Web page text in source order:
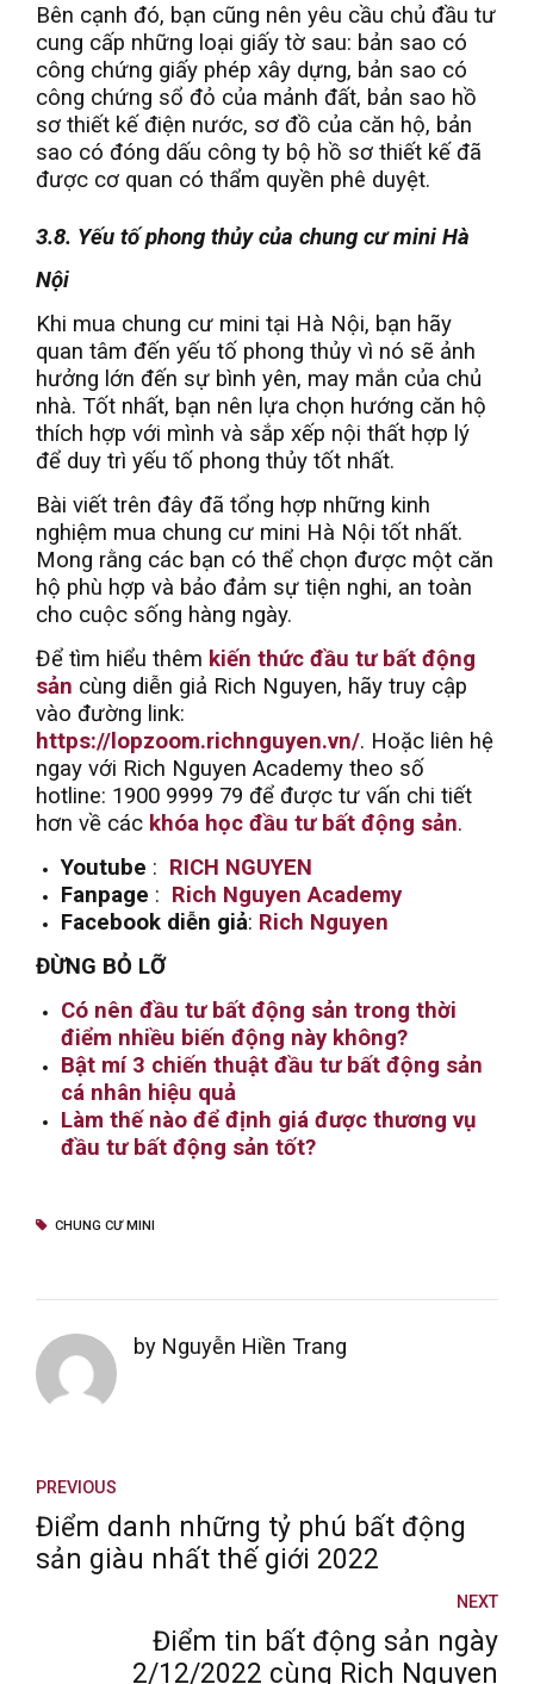
Bên cạnh đó, bạn cũng nên yêu cầu chủ đầu tư
cung cấp những loại giấy tờ sau: bản sao có
công chứng giấy phép xây dựng, bản sao có
công chứng sổ đỏ của mảnh đất, bản sao hồ
sơ thiết kế điện nước, sơ đồ của căn hộ, bản
sao có đóng dấu công ty bộ hồ sơ thiết kế đã
được cơ quan có thẩm quyền phê duyệt.
3.8. Yếu tố phong thủy của chung cư mini Hà
Nội
Khi mua chung cư mini tại Hà Nội, bạn hãy
quan tâm đến yếu tố phong thủy vì nó sẽ ảnh
hưởng lớn đến sự bình yên, may mắn của chủ
nhà. Tốt nhất, bạn nên lựa chọn hướng căn hộ
thích hợp với mình và sắp xếp nội thất hợp lý
để duy trì yếu tố phong thủy tốt nhất.
Bài viết trên đây đã tổng hợp những kinh
nghiệm mua chung cư mini Hà Nội tốt nhất.
Mong rằng các bạn có thể chọn được một căn
hộ phù hợp và bảo đảm sự tiện nghi, an toàn
cho cuộc sống hàng ngày.
Để tìm hiểu thêm kiến thức đầu tư bất động
sản cùng diễn giả Rich Nguyen, hãy truy cập
vào đường link:
https://lopzoom.richnguyen.vn/. Hoặc liên hệ
ngay với Rich Nguyen Academy theo số
hotline: 1900 9999 79 để được tư vấn chi tiết
hơn về các khóa học đầu tư bất động sản.
Youtube : RICH NGUYEN
Fanpage : Rich Nguyen Academy
Facebook diễn giả: Rich Nguyen
ĐỪNG BỎ LỠ
Có nên đầu tư bất động sản trong thời
điểm nhiều biến động này không?
Bật mí 3 chiến thuật đầu tư bất động sản
cá nhân hiệu quả
Làm thế nào để định giá được thương vụ
đầu tư bất động sản tốt?
CHUNG CƯ MINI
by Nguyễn Hiền Trang
PREVIOUS
Điểm danh những tỷ phú bất động
sản giàu nhất thế giới 2022
NEXT
Điểm tin bất động sản ngày
2/12/2022 cùng Rich Nguyen